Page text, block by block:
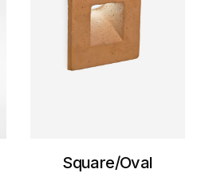
Square/Oval